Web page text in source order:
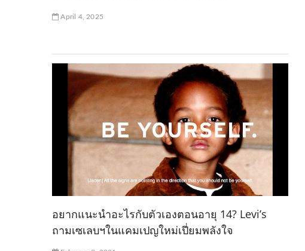
April 4, 2025
อยากแนะนำอะไรกับตัวเองตอนอายุ 14? Levi’s
ถามเซเลบฯในแคมเปญใหม่เปี่ยมพลังใจ